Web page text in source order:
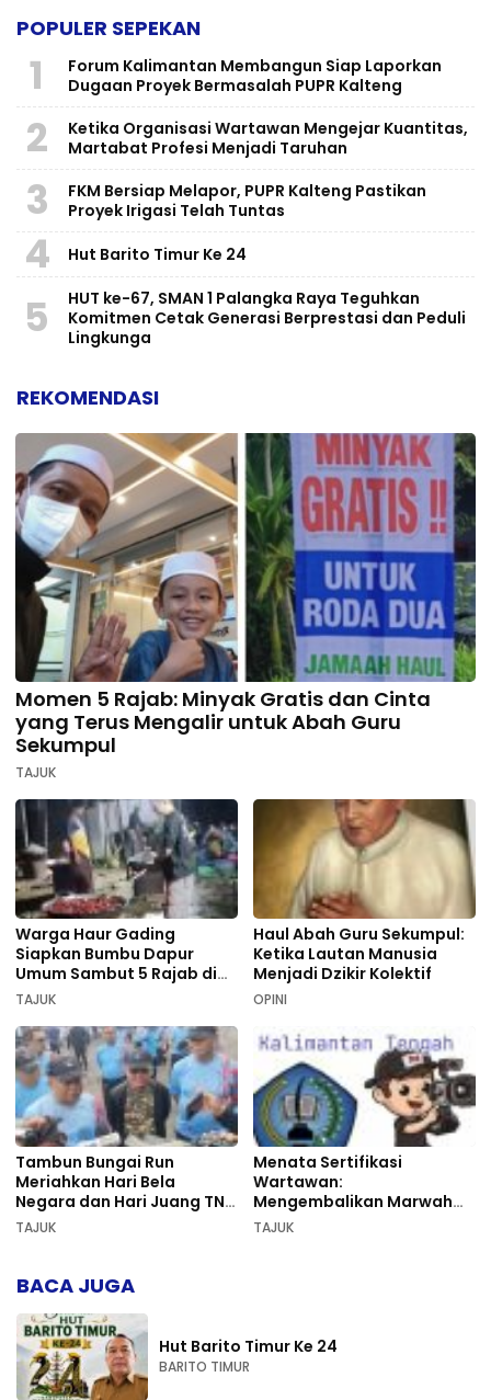
POPULER SEPEKAN
1
Forum Kalimantan Membangun Siap Laporkan
Dugaan Proyek Bermasalah PUPR Kalteng
2
Ketika Organisasi Wartawan Mengejar Kuantitas,
Martabat Profesi Menjadi Taruhan
3
FKM Bersiap Melapor, PUPR Kalteng Pastikan
Proyek Irigasi Telah Tuntas
4 Hut Barito Timur Ke 24
5
HUT ke-67, SMAN 1 Palangka Raya Teguhkan
Komitmen Cetak Generasi Berprestasi dan Peduli
Lingkunga
REKOMENDASI
Momen 5 Rajab: Minyak Gratis dan Cinta
yang Terus Mengalir untuk Abah Guru
Sekumpul
TAJUK
Warga Haur Gading
Siapkan Bumbu Dapur
Umum Sambut 5 Rajab di
Sekumpul
TAJUK
Haul Abah Guru Sekumpul:
Ketika Lautan Manusia
Menjadi Dzikir Kolektif
OPINI
Tambun Bungai Run
Meriahkan Hari Bela
Negara dan Hari Juang TNI
AD di Palangka Raya
TAJUK
Menata Sertifikasi
Wartawan:
Mengembalikan Marwah
Pers dan Keadilan
TAJUK
BACA JUGA
Hut Barito Timur Ke 24
BARITO TIMUR